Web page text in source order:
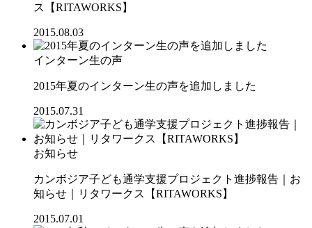
ス【RITAWORKS】
2015.08.03
インターン生の声
2015年夏のインターン生の声を追加しました
2015.07.31
お知らせ
カンボジア子ども通学支援プロジェクト進捗報告｜お
知らせ｜リタワークス【RITAWORKS】
2015.07.01